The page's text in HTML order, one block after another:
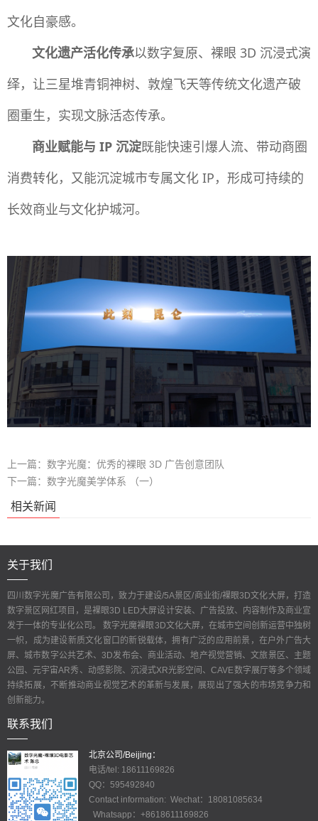
文化自豪感。
文化遗产活化传承以数字复原、裸眼 3D 沉浸式演
绎，让三星堆青铜神树、敦煌飞天等传统文化遗产破
圈重生，实现文脉活态传承。
商业赋能与 IP 沉淀既能快速引爆人流、带动商圈
消费转化，又能沉淀城市专属文化 IP，形成可持续的
长效商业与文化护城河。
上一篇： 数字光魔：优秀的裸眼 3D 广告创意团队
下一篇： 数字光魔美学体系 （一）
相关新闻
关于我们
四川数字光魔广告有限公司，致力于建设/5A景区/商业街/裸眼3D文化大屏，打造
数字景区网红项目，是裸眼3D LED大屏设计安装、广告投放、内容制作及商业宣
发于一体的专业化公司。 数字光魔裸眼3D文化大屏，在城市空间创新运营中独树
一帜，成为建设新质文化窗口的新锐载体，拥有广泛的应用前景，在户外广告大
屏、城市数字公共艺术、3D发布会、商业活动、地产视觉营销、文旅景区、主题
公园、元宇宙AR秀、动感影院、沉浸式XR光影空间、CAVE数字展厅等多个领域
持续拓展，不断推动商业视觉艺术的革新与发展，展现出了强大的市场竞争力和
创新能力。
联系我们
北京公司/Beijing：
电话/tel: 18611169826
QQ：595492840
Contact information: Wechat：18081085634
Whatsapp：+8618611169826